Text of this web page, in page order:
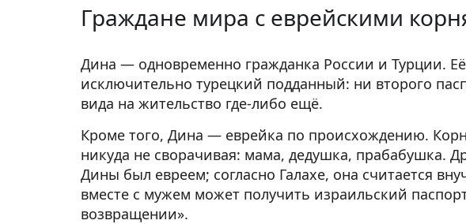
Граждане мира с еврейскими
Дина — одновременно гражданка России и Турции.
исключительно турецкий подданный: ни второго
вида на жительство где-либо ещё.
Кроме того, Дина — еврейка по происхождению.
никуда не сворачивая: мама, дедушка, прабабушка.
Дины был евреем; согласно Галахе, она считается
вместе с мужем может получить израильский
возвращении».